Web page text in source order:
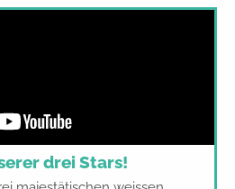
drei Stars!